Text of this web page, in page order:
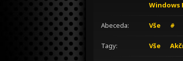
Windows
Abeceda: Vše #
Tagy: Vše